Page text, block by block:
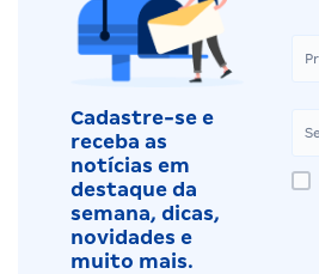
Cadastre-se e
receba as
notícias em
destaque da
semana, dicas,
novidades e
muito mais.